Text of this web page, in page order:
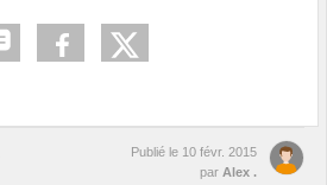
Publié le 10 févr. 2015
par Alex .